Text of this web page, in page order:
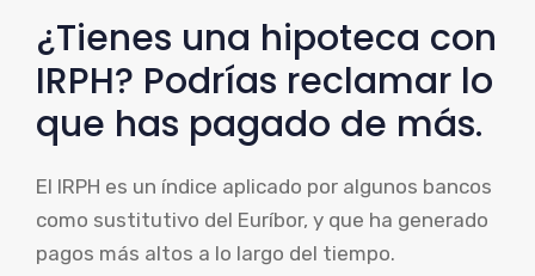
¿Tienes una hipoteca con
IRPH? Podrías reclamar lo
que has pagado de más.
El IRPH es un índice aplicado por algunos bancos
como sustitutivo del Euríbor, y que ha generado
pagos más altos a lo largo del tiempo.